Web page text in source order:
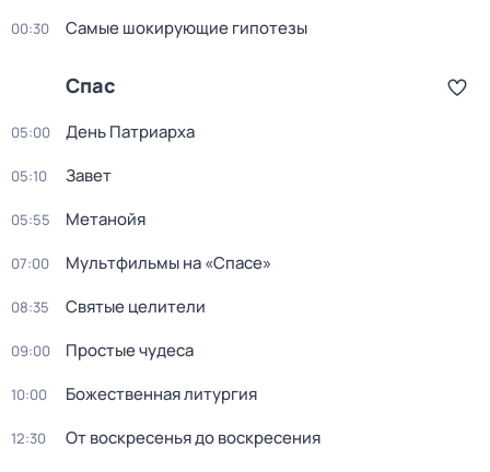
00:30 Самые шoкиpующие гипотезы
Спас
05:00 День Патриарха
05:10 Зaвeт
05:55 Mетанoйя
07:00 Мультфильмы на «Спасе»
08:35 Святые целители
09:00 Простые чудеса
10:00 Божественная литургия
12:30 От воскресенья до воскресения